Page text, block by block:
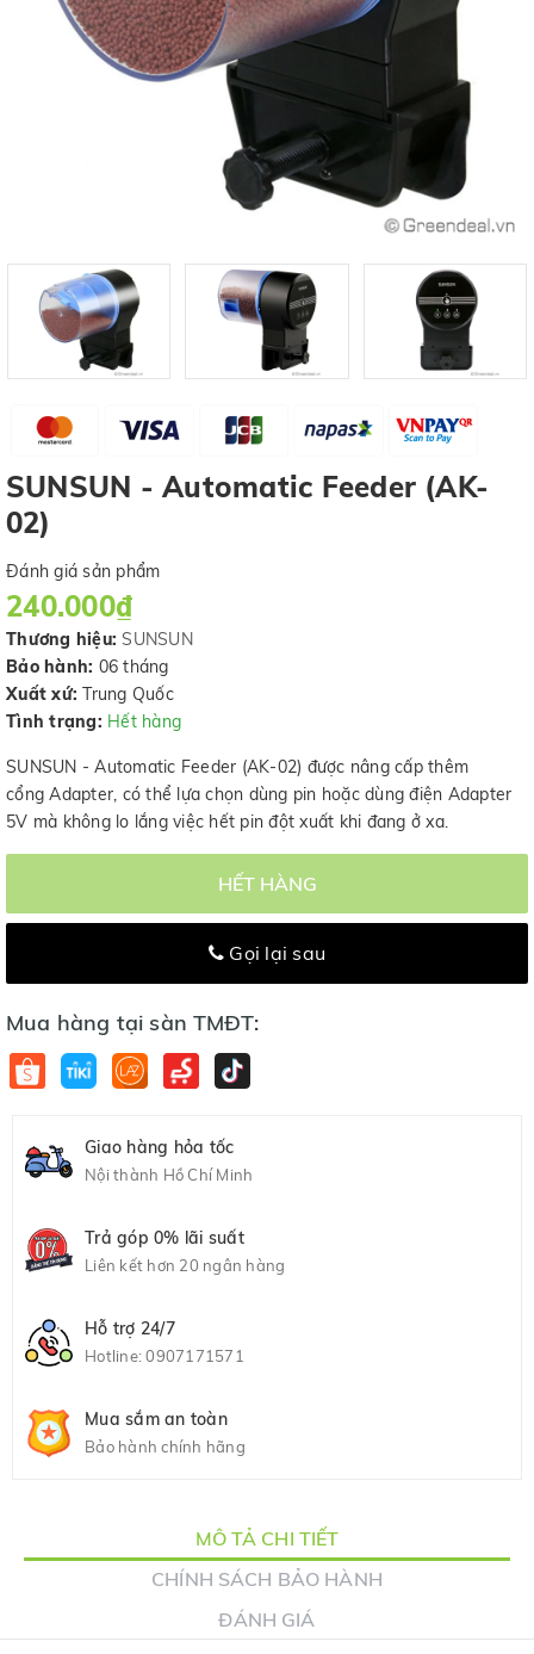
SUNSUN - Automatic Feeder (AK-
02)
Đánh giá sản phẩm
240.000₫
Thương hiệu: SUNSUN
Bảo hành: 06 tháng
Xuất xứ: Trung Quốc
Tình trạng: Hết hàng
SUNSUN - Automatic Feeder (AK-02) được nâng cấp thêm
cổng Adapter, có thể lựa chọn dùng pin hoặc dùng điện Adapter
5V mà không lo lắng việc hết pin đột xuất khi đang ở xa.
HẾT HÀNG
Gọi lại sau
Mua hàng tại sàn TMĐT:
Giao hàng hỏa tốc
Nội thành Hồ Chí Minh
Trả góp 0% lãi suất
Liên kết hơn 20 ngân hàng
Hỗ trợ 24/7
Hotline:0907171571
Mua sắm an toàn
Bảo hành chính hãng
MÔ TẢ CHI TIẾT
CHÍNH SÁCH BẢO HÀNH
ĐÁNH GIÁ